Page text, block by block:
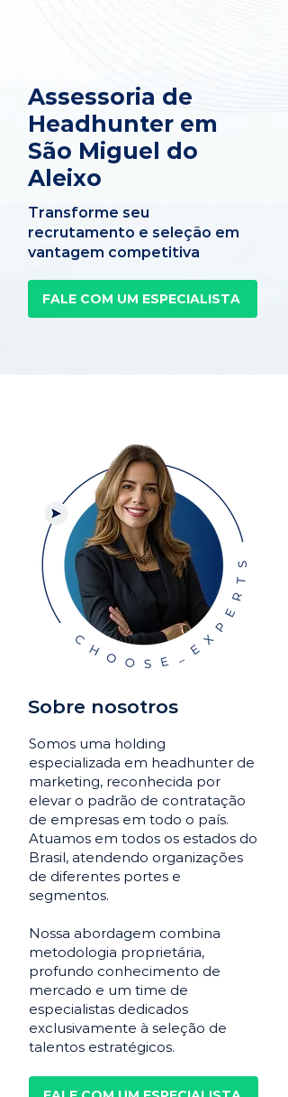
Assessoria de
Headhunter em
São Miguel do
Aleixo
Transforme seu
recrutamento e seleção em
vantagem competitiva
FALE COM UM ESPECIALISTA
Sobre nosotros
Somos uma holding
especializada em headhunter de
marketing, reconhecida por
elevar o padrão de contratação
de empresas em todo o país.
Atuamos em todos os estados do
Brasil, atendendo organizações
de diferentes portes e
segmentos.
Nossa abordagem combina
metodologia proprietária,
profundo conhecimento de
mercado e um time de
especialistas dedicados
exclusivamente à seleção de
talentos estratégicos.